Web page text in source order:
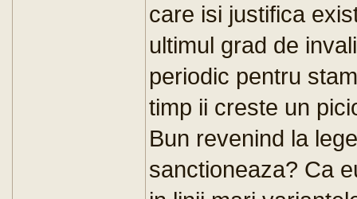
care isi justifica
ultimul grad de
periodic pentru
timp ii creste un
Bun revenind la
sanctioneaza? Ca